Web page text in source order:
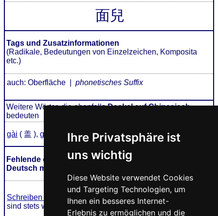
Ihre Privatsphäre ist
uns wichtig
Diese Website verwendet Cookies
und Targeting Technologien, um
Ihnen ein besseres Internet-
Erlebnis zu ermöglichen und die
面兒
Tags und Zusatzinformationen
(Radikale, Bedeutungen von Einzelzeichen, Komposita
etc.)
auch: Oberfläche |phonetisches Suffix
Weitere Wörter, die ebenfallsDeckel auf Chinesisch
bedeuten
gài ( 盖 ), gàir ( 盖儿 )
Fehlende oder falsche Übersetzung für mianr auf
Deutsch melden
Schreiben Sie uns!
Ihr Feedback und konstruktive Kritik
sind stets willkommen.